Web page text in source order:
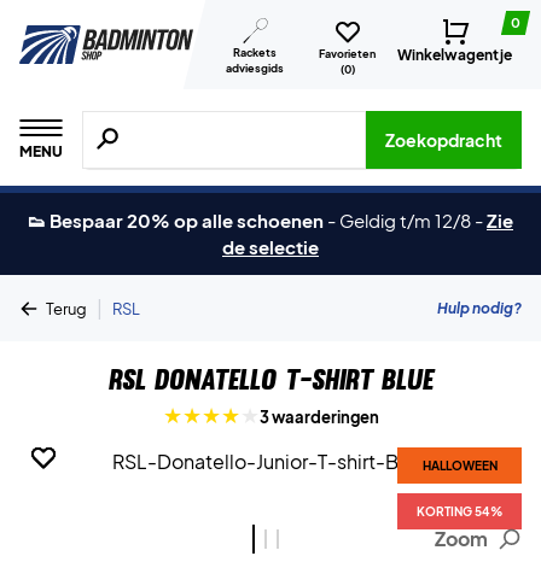
Rackets
adviesgids
Favorieten
(0)
0
Winkelwagentje
MENU
Zoeken naar producten, merken etc.
Zoekopdracht
👟 Bespaar 20% op alle schoenen - Geldig t/m 12/8 -Zie
de selectie
Terug | RSL Hulp nodig?
RSL Donatello T-shirt Blue
3 waarderingen
HALLOWEEN
KORTING 54%
HALLOWEEN
KORTING 54%
HALLOWEEN
KORTING 54%
Zoom